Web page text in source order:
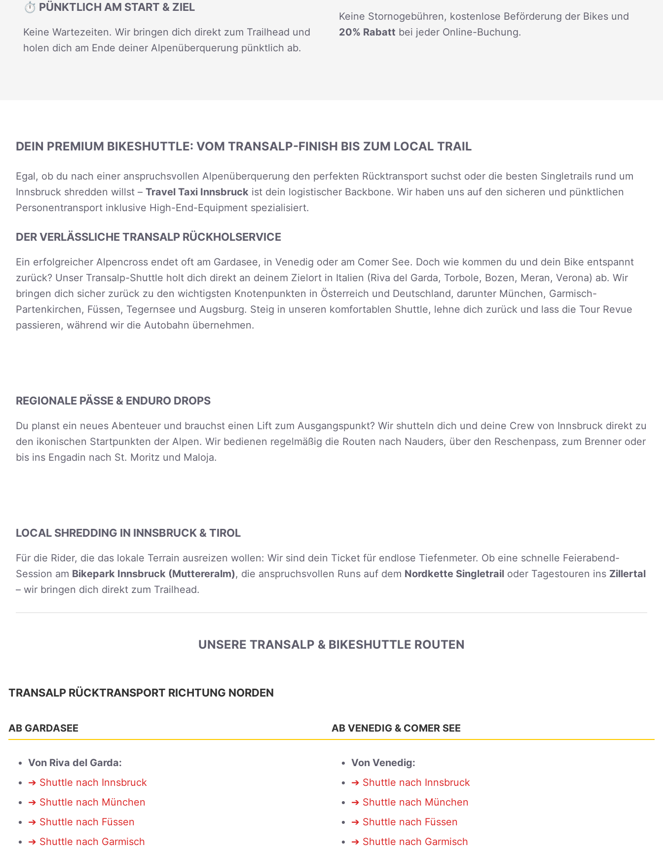
⏱️ PÜNKTLICH AM START & ZIEL
Keine Wartezeiten. Wir bringen dich direkt zum Trailhead und
holen dich am Ende deiner Alpenüberquerung pünktlich ab.
Keine Stornogebühren, kostenlose Beförderung der Bikes und
20% Rabatt bei jeder Online-Buchung.
DEIN PREMIUM BIKESHUTTLE: VOM TRANSALP-FINISH BIS ZUM LOCAL TRAIL
Egal, ob du nach einer anspruchsvollen Alpenüberquerung den perfekten Rücktransport suchst oder die besten Singletrails rund um
Innsbruck shredden willst – Travel Taxi Innsbruck ist dein logistischer Backbone. Wir haben uns auf den sicheren und pünktlichen
Personentransport inklusive High-End-Equipment spezialisiert.
DER VERLÄSSLICHE TRANSALP RÜCKHOLSERVICE
Ein erfolgreicher Alpencross endet oft am Gardasee, in Venedig oder am Comer See. Doch wie kommen du und dein Bike entspannt
zurück? Unser Transalp-Shuttle holt dich direkt an deinem Zielort in Italien (Riva del Garda, Torbole, Bozen, Meran, Verona) ab. Wir
bringen dich sicher zurück zu den wichtigsten Knotenpunkten in Österreich und Deutschland, darunter München, Garmisch-
Partenkirchen, Füssen, Tegernsee und Augsburg. Steig in unseren komfortablen Shuttle, lehne dich zurück und lass die Tour Revue
passieren, während wir die Autobahn übernehmen.
REGIONALE PÄSSE & ENDURO DROPS
Du planst ein neues Abenteuer und brauchst einen Lift zum Ausgangspunkt? Wir shutteln dich und deine Crew von Innsbruck direkt zu
den ikonischen Startpunkten der Alpen. Wir bedienen regelmäßig die Routen nach Nauders, über den Reschenpass, zum Brenner oder
bis ins Engadin nach St. Moritz und Maloja.
LOCAL SHREDDING IN INNSBRUCK & TIROL
Für die Rider, die das lokale Terrain ausreizen wollen: Wir sind dein Ticket für endlose Tiefenmeter. Ob eine schnelle Feierabend-
Session am Bikepark Innsbruck (Muttereralm), die anspruchsvollen Runs auf dem Nordkette Singletrail oder Tagestouren ins Zillertal
– wir bringen dich direkt zum Trailhead.
UNSERE TRANSALP & BIKESHUTTLE ROUTEN
TRANSALP RÜCKTRANSPORT RICHTUNG NORDEN
AB GARDASEE
Von Riva del Garda:
➔ Shuttle nach Innsbruck
➔ Shuttle nach München
➔ Shuttle nach Füssen
➔ Shuttle nach Garmisch
AB VENEDIG & COMER SEE
Von Venedig:
➔ Shuttle nach Innsbruck
➔ Shuttle nach München
➔ Shuttle nach Füssen
➔ Shuttle nach Garmisch